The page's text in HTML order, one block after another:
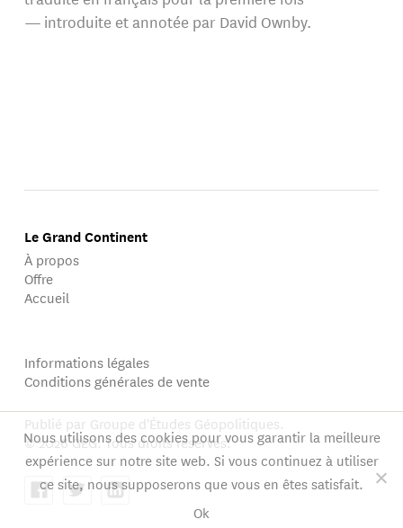
— introduite et annotée par David Ownby.
Le Grand Continent
À propos
Offre
Accueil
Informations légales
Conditions générales de vente
Publié par Groupe d'Études Géopolitiques.
© 2026 GEG. Tous droits réservés.
Nous utilisons des cookies pour vous garantir la meilleure
expérience sur notre site web. Si vous continuez à utiliser
ce site, nous supposerons que vous en êtes satisfait.
Ok